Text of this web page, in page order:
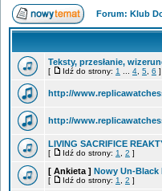
Forum: Klub
Teksty, przesłanie,
[ Idź do strony: 1 4 5 6 ]
http://
http://
LIVING SACRIFICE
[ Idź do strony: 1 2 ]
[ Ankieta ] Nowy Un-Black
[ Idź do strony: 1 2 ]